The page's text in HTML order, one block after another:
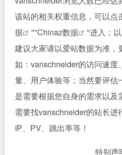
该站的相关权重信息，可以点
据
""Chinaz数据
"进入；
建议大家请以爱站数据为准，
如：vanschneider的访问速度
量、用户体验等；当然要评估
是需要根据您自身的需求以及
需要找vanschneider的站长进
IP、PV、跳出率等！
特别声